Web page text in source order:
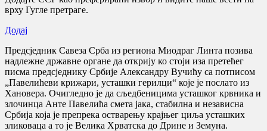
врху Гугле претраге.
Додај
Предсједник Савеза Срба из региона Миодраг Линта позива
надлежне државне органе да открију ко стоји иза претећег
писма предсједнику Србије Александру Вучићу са потписом
„Павелићеви крижари, усташки герилци“ које је послато из
Хановера. Очигледно је да сљедбеницима усташког крвника и
злочинца Анте Павелића смета јака, стабилна и независна
Србија која је препрека остварењу крајњег циља усташких
зликоваца а то је Велика Хрватска до Дрине и Земуна.